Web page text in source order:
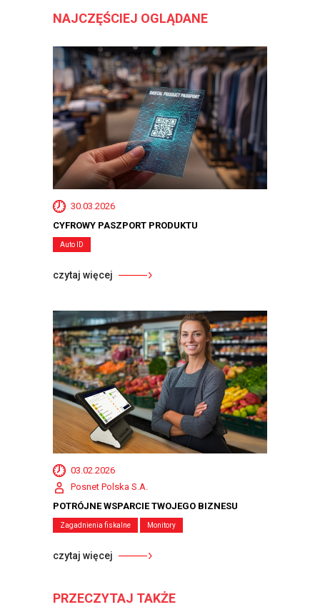
NAJCZĘŚCIEJ OGLĄDANE
30.03.2026
CYFROWY PASZPORT PRODUKTU
Auto ID
czytaj więcej
03.02.2026
Posnet Polska S.A.
POTRÓJNE WSPARCIE TWOJEGO BIZNESU
Zagadnienia fiskalne Monitory
czytaj więcej
PRZECZYTAJ TAKŻE